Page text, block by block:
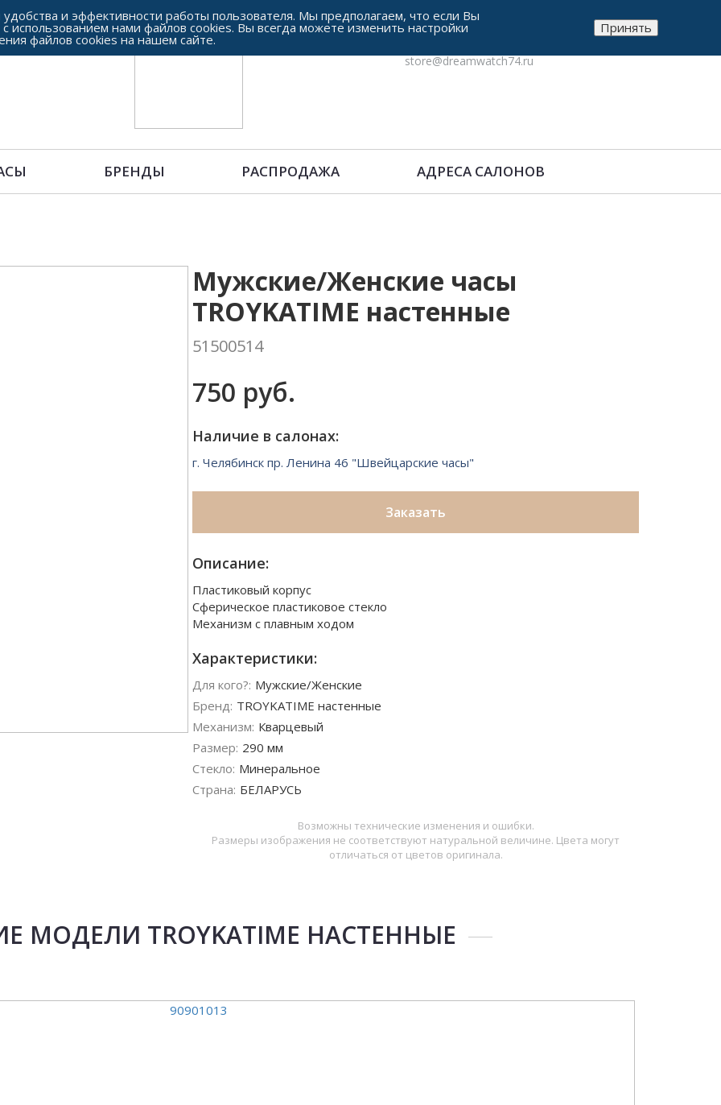
8-912-771-38-05
store@dreamwatch74.ru
БРЕНДЫ РАСПРОДАЖА АДРЕСА САЛОНОВ
Мужские/Женские часы
TROYKATIME настенные
51500514
750 руб.
Наличие в салонах:
г. Челябинск пр. Ленина 46 "Швейцарские часы"
Заказать
Описание:
Пластиковый корпус
Сферическое пластиковое стекло
Механизм с плавным ходом
Характеристики:
Для кого?: Мужские/Женские
Бренд: TROYKATIME настенные
Механизм: Кварцевый
Размер: 290 мм
Стекло: Минеральное
Страна: БЕЛАРУСЬ
Возможны технические изменения и ошибки.
Размеры изображения не соответствуют натуральной величине. Цвета могут
отличаться от цветов оригинала.
МОДЕЛИ TROYKATIME НАСТЕННЫЕ
и эффективности работы пользователя. Мы предполагаем, что если Вы
использованием нами файлов cookies. Вы всегда можете изменить настройки
файлов cookies на нашем сайте.
Принять